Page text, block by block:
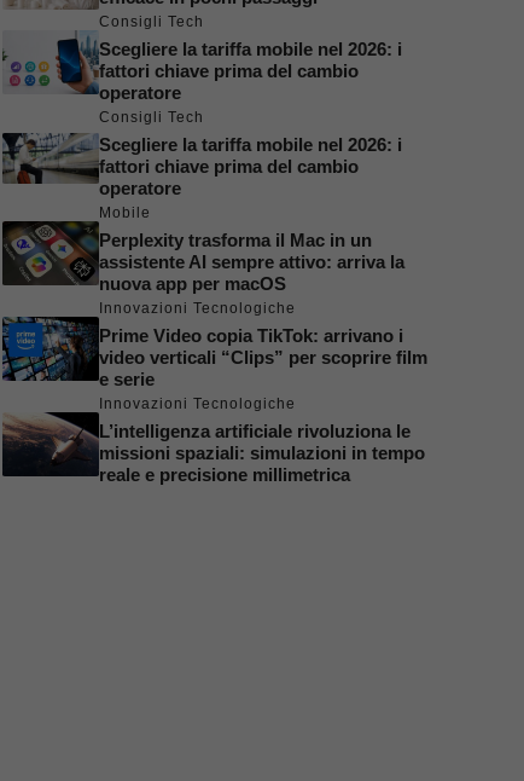
Consigli Tech
Scegliere la tariffa mobile nel 2026: i
fattori chiave prima del cambio
operatore
Consigli Tech
Scegliere la tariffa mobile nel 2026: i
fattori chiave prima del cambio
operatore
Mobile
Perplexity trasforma il Mac in un
assistente AI sempre attivo: arriva la
nuova app per macOS
Innovazioni Tecnologiche
Prime Video copia TikTok: arrivano i
video verticali “Clips” per scoprire film
e serie
Innovazioni Tecnologiche
L’intelligenza artificiale rivoluziona le
missioni spaziali: simulazioni in tempo
reale e precisione millimetrica